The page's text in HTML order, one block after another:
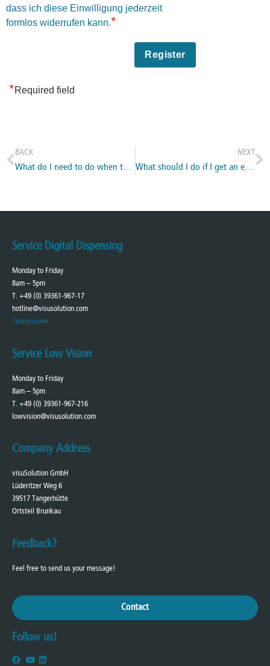
dass ich diese Einwilligung jederzeit
formlos widerrufen kann.*
*Required field
BACK
What do I need to do when the images differs in brightness?
NEXT
What should I do if I get an error message when sending data to Hoya (data export)?
Service Digital Dispensing
Monday to Friday
8am – 5pm
T. +49 (0) 39361-967-17
hotline@visusolution.com
Teamviewer
Service Low Vision
Monday to Friday
8am – 5pm
T. +49 (0) 39361-967-216
lowvision@visusolution.com
Company Address
visuSolution GmbH
Lüderitzer Weg 6
39517 Tangerhütte
Ortsteil Brunkau
Feedback?
Feel free to send us your message!
Contact
Follow us!